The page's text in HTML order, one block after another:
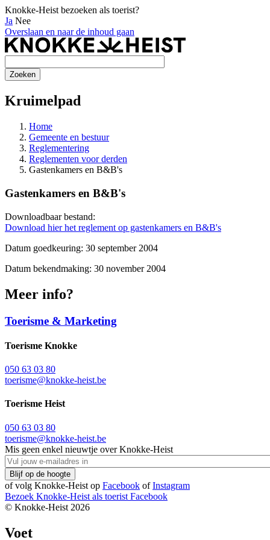
Knokke-Heist bezoeken als toerist?
Ja Nee
Overslaan en naar de inhoud gaan
Kruimelpad
Home
Gemeente en bestuur
Reglementering
Reglementen voor derden
Gastenkamers en B&B's
Gastenkamers en B&B's
Downloadbaar bestand:
Download hier het reglement op gastenkamers en B&B's
Datum goedkeuring: 30 september 2004
Datum bekendmaking: 30 november 2004
Meer info?
Toerisme & Marketing
Toerisme Knokke
050 63 03 80
toerisme@knokke-heist.be
Toerisme Heist
050 63 03 80
toerisme@knokke-heist.be
Mis geen enkel nieuwtje over Knokke-Heist
of volg Knokke-Heist op Facebook ofInstagram
Bezoek Knokke-Heist als toerist Facebook
© Knokke-Heist 2026
Voet